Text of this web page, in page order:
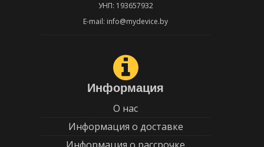
УНП: 193657932
E-mail: info@mydevice.by
Информация
О нас
Информация о доставке